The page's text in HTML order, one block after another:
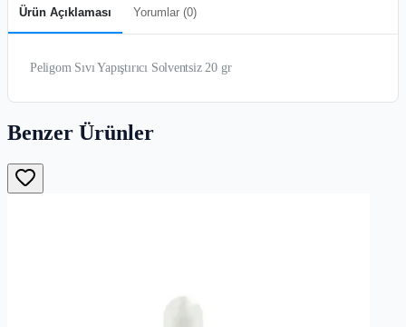
Ürün Açıklaması Yorumlar (0)
Peligom Sıvı Yapıştırıcı Solventsiz 20 gr
Benzer Ürünler